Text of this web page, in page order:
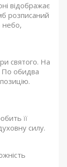
відображає
розписаний
небо,
святого. На
По обидва
її
силу.